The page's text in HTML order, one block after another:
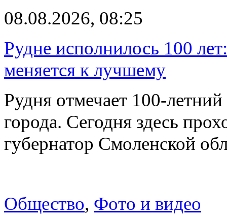
08.08.2026, 08:25
Рудне исполнилось 100
меняется к лучшему
Рудня отмечает 100-
города. Сегодня здесь
губернатор Смоленской
Общество, Фото и видео